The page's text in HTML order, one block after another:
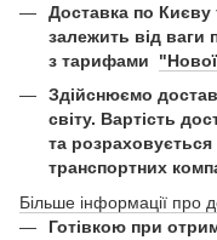
Доставка по Києву
залежить від ваги
з тарифами
Здійснюємо
світу. Вартість
та
транспортних
Більше інформації про
Готівкою при